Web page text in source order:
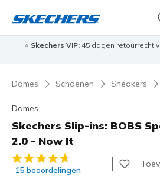
⭐ Skechers VIP:45 dagen retourrecht
Dames Schoenen Sneakers
Dames
Skechers Slip-ins: BOBS
2.0 - Now It
5 van de 5 klantbeoordelingen
15 beoordelingen